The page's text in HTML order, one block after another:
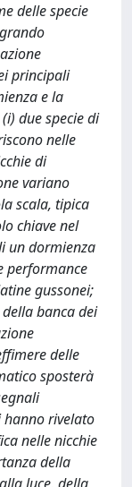
delle specie
principali
e la
due specie di
nelle
di
variano
scala, tipica
chiave nel
un dormienza
performance
gussonei;
banca dei
delle
sposterà
rivelato
nelle nicchie
della